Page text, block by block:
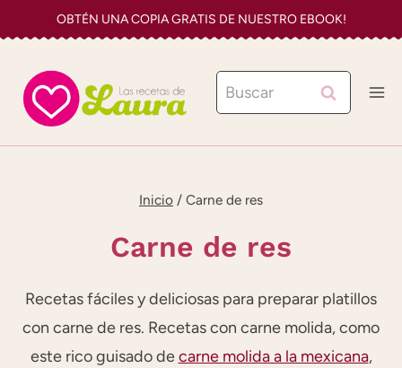
al
contenido
OBTÉN UNA COPIA GRATIS DE NUESTRO EBOOK!
Buscar:
Inicio / Carne de res
Carne de res
Recetas fáciles y deliciosas para preparar platillos
con carne de res. Recetas con carne molida, como
este rico guisado decarne molida a la mexicana,